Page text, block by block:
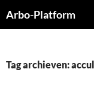
naar
Arbo-Platform
Tag archieven: